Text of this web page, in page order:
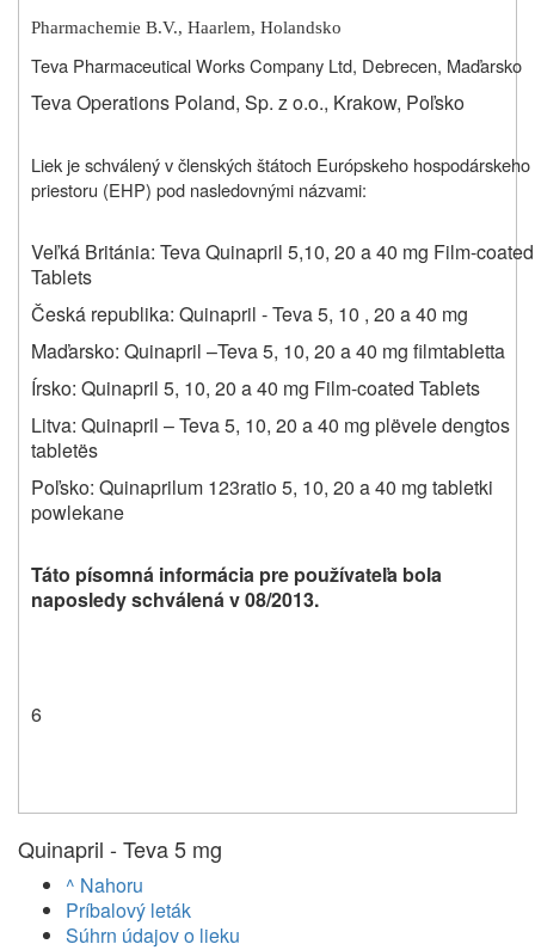
Pharmachemie B.V., Haarlem, Holandsko
Teva Pharmaceutical Works Company Ltd, Debrecen, Maďarsko
Teva Operations Poland, Sp. z o.o., Krakow, Poľsko
Liek je schválený v členských štátoch Európskeho hospodárskeho
priestoru (EHP) pod nasledovnými názvami:
Veľká Británia: Teva Quinapril 5,10, 20 a 40 mg Film-coated
Tablets
Česká republika: Quinapril - Teva 5, 10 , 20 a 40 mg
Maďarsko: Quinapril –Teva 5, 10, 20 a 40 mg filmtabletta
Írsko: Quinapril 5, 10, 20 a 40 mg Film-coated Tablets
Litva: Quinapril – Teva 5, 10, 20 a 40 mg plëvele dengtos
tabletës
Poľsko: Quinaprilum 123ratio 5, 10, 20 a 40 mg tabletki
powlekane
Táto písomná informácia pre používateľa bola
naposledy schválená v 08/2013.
6
Quinapril - Teva 5 mg
^ Nahoru
Príbalový leták
Súhrn údajov o lieku